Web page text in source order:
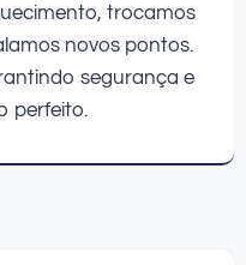
trocamos
novos pontos.
segurança e
perfeito.